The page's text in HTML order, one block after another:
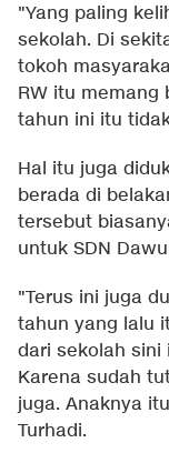
"Yang paling
sekolah. Di
tokoh
RW itu memang
tahun ini itu
Hal itu juga
berada di
tersebut
untuk SDN
"Terus ini juga
tahun yang lalu
dari sekolah sini
Karena sudah
juga. Anaknya
Turhadi.